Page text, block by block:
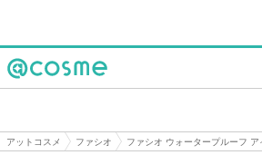
アットコスメ ファシオ ファシオ ウォータープルーフ ア